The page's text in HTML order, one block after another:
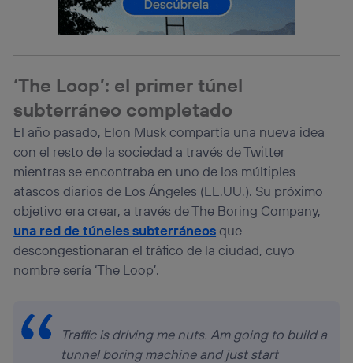
‘The Loop’: el primer túnel
subterráneo completado
El año pasado, Elon Musk compartía una nueva idea
con el resto de la sociedad a través de Twitter
mientras se encontraba en uno de los múltiples
atascos diarios de Los Ángeles (EE.UU.). Su próximo
objetivo era crear, a través de The Boring Company,
una red de túneles subterráneosque
descongestionaran el tráfico de la ciudad, cuyo
nombre sería ‘The Loop’.
Traffic is driving me nuts. Am going to build a
tunnel boring machine and just start
Este identificador se asigna a la conexión de internet, por
lo que cualquier persona que conecte su dispositivo y
consienta el uso de la tecnología recibirá el mismo
identificador. Típicamente:
el marketing o análisis se realizará en función de las
actividades de navegación de los miembros del hogar
que hayan dado su consentimiento.
Si utilizasdatos móviles, el marketing será más
personalizado, ya que se basará únicamente en la
navegación del usuario del móvil.
Puedes gestionar los consentimientos Utiq seleccionando
“Administrar Utiq” en la parte inferior de esta página web o
visitando el
portal de privacidad de Utiq
(“consenthub”). Para más información, consulta
la política de privacidad de Utiq